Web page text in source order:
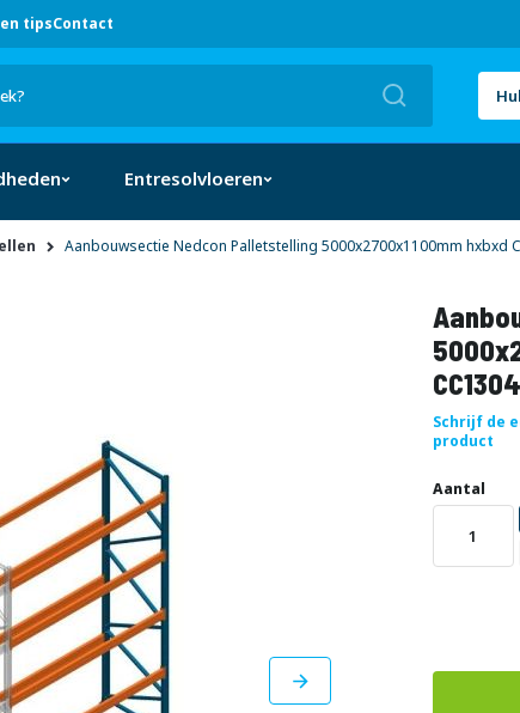
tipsContact
Entresolvloeren
Aanbouwsectie Nedcon Palletstelling 5000x2700x1100mm hxbxd
Schrijf de
product
Uw
DIRECT
Aantal